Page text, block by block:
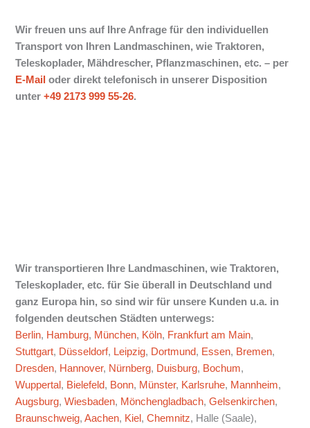
Wir freuen uns auf Ihre Anfrage für den individuellen
Transport von Ihren Landmaschinen, wie Traktoren,
Teleskoplader, Mähdrescher, Pflanzmaschinen, etc. – per
E-Mail oder direkt telefonisch in unserer Disposition
unter+49 2173 999 55-26.
Wir transportieren Ihre Landmaschinen, wie Traktoren,
Teleskoplader, etc. für Sie überall in Deutschland und
ganz Europa hin, so sind wir für unsere Kunden u.a. in
folgenden deutschen Städten unterwegs:
Berlin, Hamburg, München, Köln, Frankfurt am Main,
Stuttgart, Düsseldorf, Leipzig, Dortmund, Essen, Bremen,
Dresden, Hannover, Nürnberg, Duisburg, Bochum,
Wuppertal, Bielefeld, Bonn, Münster, Karlsruhe, Mannheim,
Augsburg,Wiesbaden, Mönchengladbach,Gelsenkirchen,
Braunschweig,Aachen, Kiel,Chemnitz, Halle (Saale),